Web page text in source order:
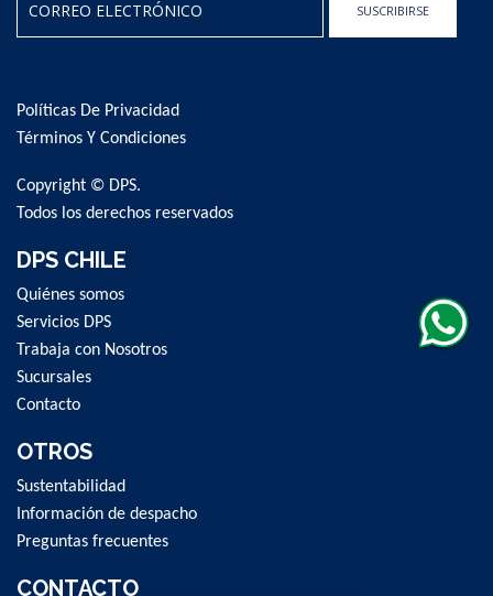
Our
Newsletter:
SUSCRIBIRSE
Políticas De Privacidad
Términos Y Condiciones
Copyright © DPS.
Todos los derechos reservados
DPS CHILE
Quiénes somos
Servicios DPS
Trabaja con Nosotros
Sucursales
Contacto
OTROS
Sustentabilidad
Información de despacho
Preguntas frecuentes
CONTACTO